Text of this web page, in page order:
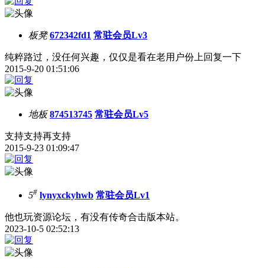
板凳 672342fd1 常驻会员Lv3
纯粹路过，没任何兴趣，仅仅是看在老用户份上回复一下
2015-9-20 01:51:06
地板 874513745 常驻会员Lv5
支持支持再支持
2015-9-23 01:09:47
5# lynyxckyhwb 常驻会员Lv1
他也玩资源论坛，有没有传奇合击版本站。
2023-10-5 02:52:13